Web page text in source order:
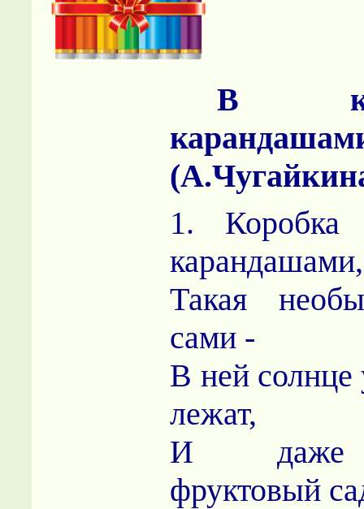
В
1. Коробка
карандашами,
Такая
сами -
В ней солнце
лежат,
И даже
фруктовый